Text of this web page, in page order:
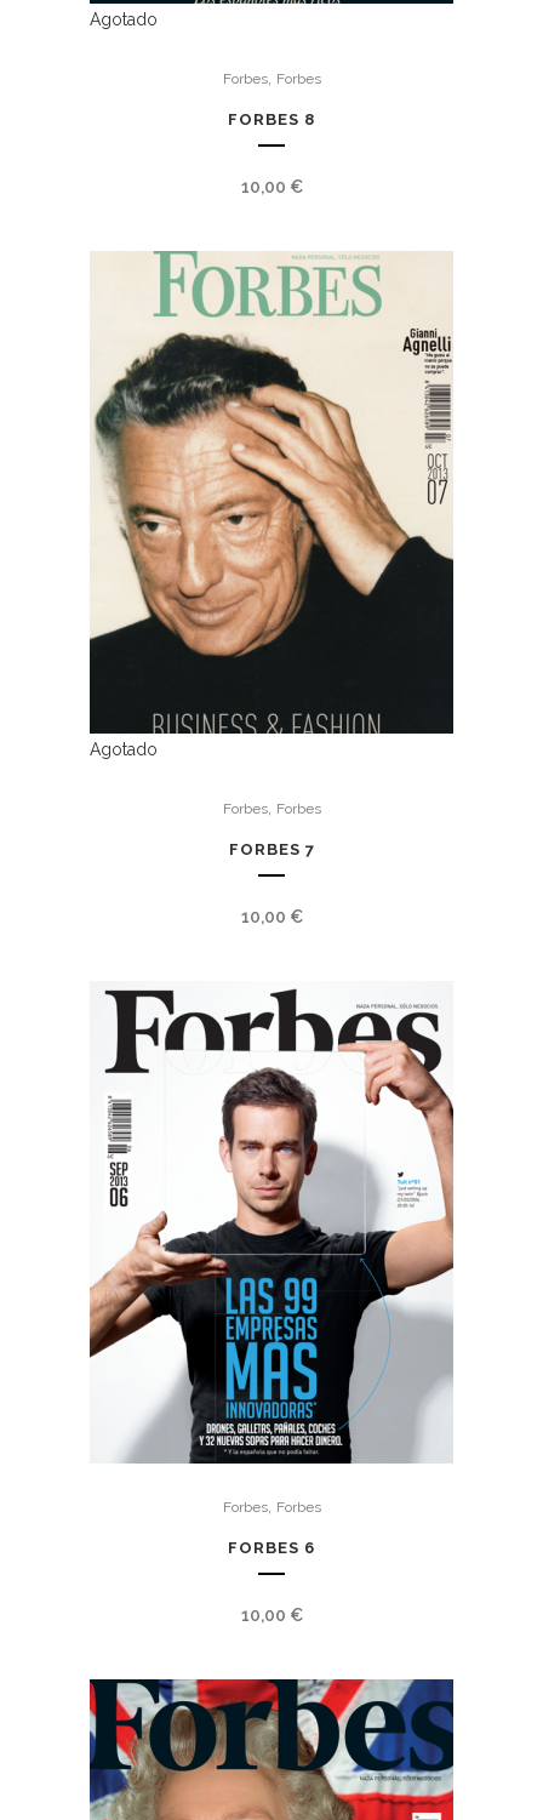
Agotado
Forbes, Forbes
FORBES 8
10,00 €
Agotado
Forbes, Forbes
FORBES 7
10,00 €
Forbes, Forbes
FORBES 6
10,00 €